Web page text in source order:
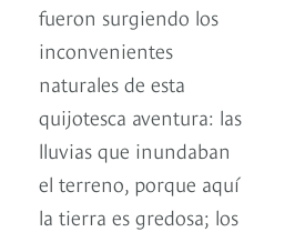
fueron surgiendo los
inconvenientes
naturales de esta
quijotesca aventura: las
lluvias que inundaban
el terreno, porque aquí
la tierra es gredosa; los